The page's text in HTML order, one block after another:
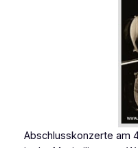
Abschlusskonzerte am